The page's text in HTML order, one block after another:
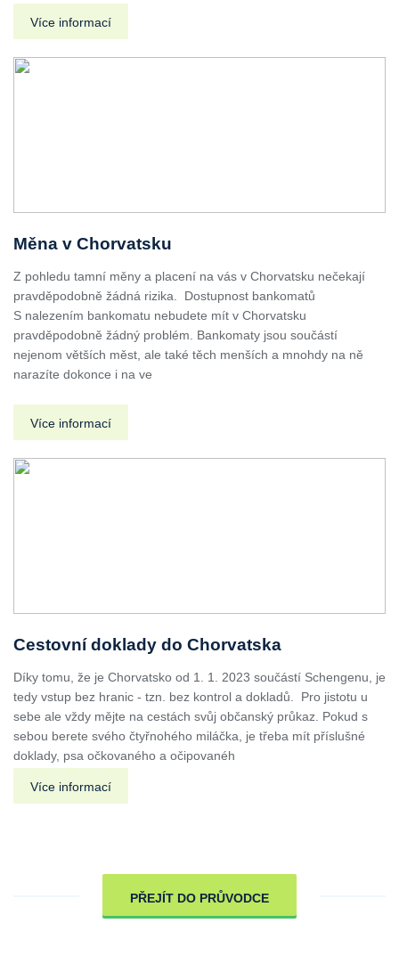
Více informací
Měna v Chorvatsku
Z pohledu tamní měny a placení na vás v Chorvatsku nečekají
pravděpodobně žádná rizika. Dostupnost bankomatů
S nalezením bankomatu nebudete mít v Chorvatsku
pravděpodobně žádný problém. Bankomaty jsou součástí
nejenom větších měst, ale také těch menších a mnohdy na ně
narazíte dokonce i na ve
Více informací
Cestovní doklady do Chorvatska
Díky tomu, že je Chorvatsko od 1. 1. 2023 součástí Schengenu, je
tedy vstup bez hranic - tzn. bez kontrol a dokladů. Pro jistotu u
sebe ale vždy mějte na cestách svůj občanský průkaz. Pokud s
sebou berete svého čtyřnohého miláčka, je třeba mít příslušné
doklady, psa očkovaného a očipovanéh
Více informací
PŘEJÍT DO PRŮVODCE